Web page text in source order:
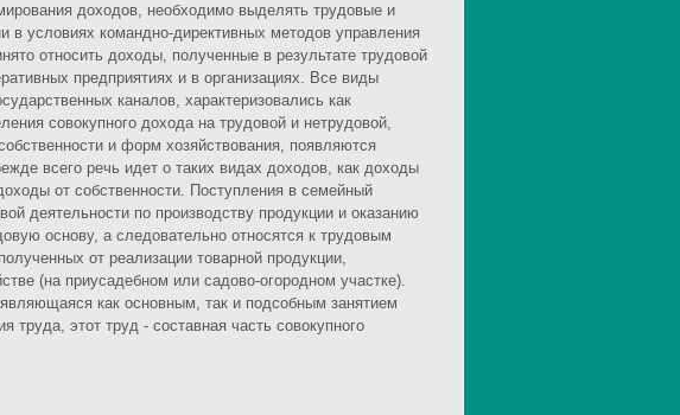
доходов, необходимо выделять трудовые и
в условиях командно-директивных методов управления
относить доходы, полученные в результате трудовой
предприятиях и в организациях. Все виды
каналов, характеризовались как
совокупного дохода на трудовой и нетрудовой,
и форм хозяйствования, появляются
всего речь идет о таких видах доходов, как доходы
от собственности. Поступления в семейный
деятельности по производству продукции и оказанию
основу, а следовательно относятся к трудовым
от реализации товарной продукции,
(на приусадебном или садово-огородном участке).
как основным, так и подсобным занятием
труда, этот труд - составная часть совокупного